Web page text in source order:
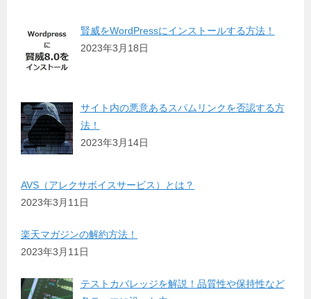
賢威をWordPressにインストールする方法！
2023年3月18日
サイト内の悪意あるスパムリンクを否認する方
法！
2023年3月14日
AVS（アレクサボイスサービス）とは？
2023年3月11日
楽天マガジンの解約方法！
2023年3月11日
テストカバレッジを解説！品質性や保持性など